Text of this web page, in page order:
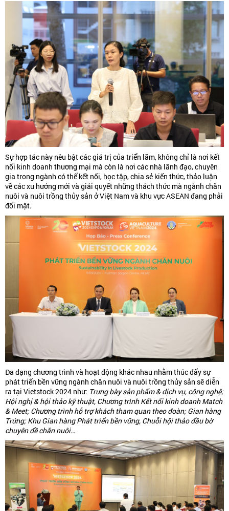
Sự hợp tác này nêu bật các giá trị của triển lãm, không chỉ là nơi kết
nối kinh doanh thương mại mà còn là nơi các nhà lãnh đạo, chuyên
gia trong ngành có thể kết nối, học tập, chia sẻ kiến thức, thảo luận
về các xu hướng mới và giải quyết những thách thức mà ngành chăn
nuôi và nuôi trồng thủy sản ở Việt Nam và khu vực ASEAN đang phải
đối mặt.
Đa dạng chương trình và hoạt động khác nhau nhằm thúc đẩy sự
phát triển bền vững ngành chăn nuôi và nuôi trồng thủy sản sẽ diễn
ra tại Vietstock 2024 như: Trưng bày sản phẩm & dịch vụ, công nghệ;
Hội nghị & hội thảo kỹ thuật, Chương trình Kết nối kinh doanh Match
& Meet; Chương trình hỗ trợ khách tham quan theo đoàn; Gian hàng
Trứng; Khu Gian hàng Phát triển bền vững, Chuỗi hội thảo đầu bờ
chuyên đề chăn nuôi…